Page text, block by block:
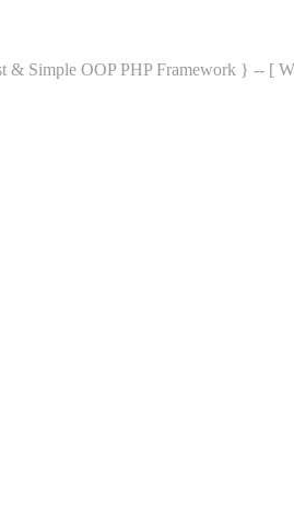
& Simple OOP PHP Framework } -- [